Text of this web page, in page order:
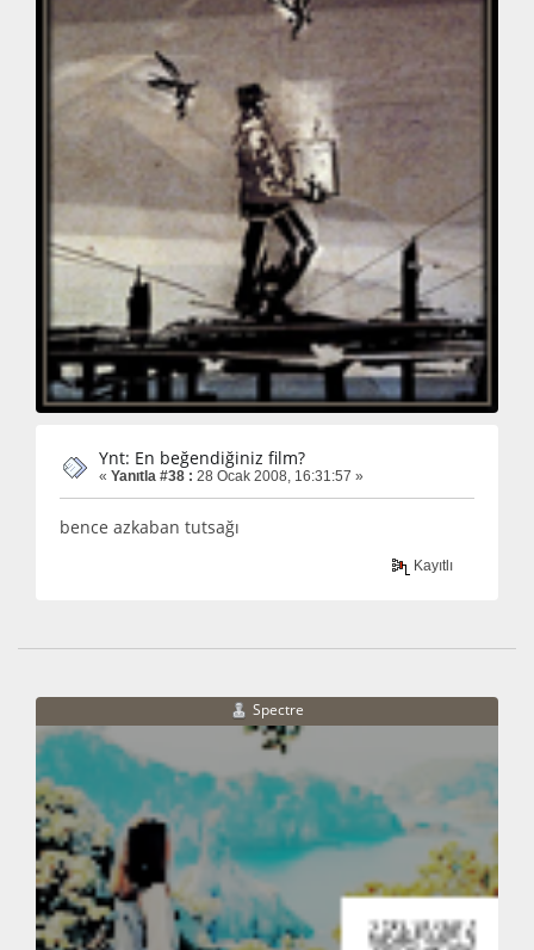
Ynt: En beğendiğiniz film?
« Yanıtla #38 : 28 Ocak 2008, 16:31:57 »
bence azkaban tutsağı
Kayıtlı
Spectre